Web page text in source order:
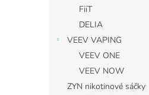
FiiT
DELIA
VEEV VAPING
VEEV ONE
VEEV NOW
ZYN nikotinové sáčky